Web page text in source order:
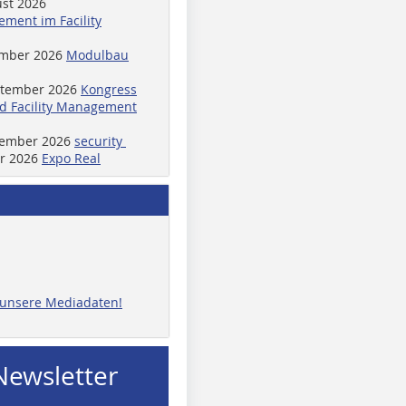
im Facility
2026 Modulbau
2026 Kongress
Facility Management
2026 security
2026 Expo Real
Mediadaten!